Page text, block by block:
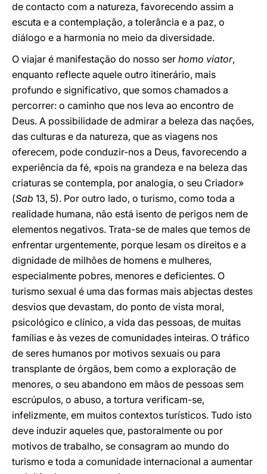
de contacto com a natureza, favorecendo assim a
escuta e a contemplação, a tolerância e a paz, o
diálogo e a harmonia no meio da diversidade.
O viajar é manifestação do nosso ser homo viator,
enquanto reflecte aquele outro itinerário, mais
profundo e significativo, que somos chamados a
percorrer: o caminho que nos leva ao encontro de
Deus. A possibilidade de admirar a beleza das nações,
das culturas e da natureza, que as viagens nos
oferecem, pode conduzir-nos a Deus, favorecendo a
experiência da fé, «pois na grandeza e na beleza das
criaturas se contempla, por analogia, o seu Criador»
(Sab 13, 5). Por outro lado, o turismo, como toda a
realidade humana, não está isento de perigos nem de
elementos negativos. Trata-se de males que temos de
enfrentar urgentemente, porque lesam os direitos e a
dignidade de milhões de homens e mulheres,
especialmente pobres, menores e deficientes. O
turismo sexual é uma das formas mais abjectas destes
desvios que devastam, do ponto de vista moral,
psicológico e clínico, a vida das pessoas, de muitas
famílias e às vezes de comunidades inteiras. O tráfico
de seres humanos por motivos sexuais ou para
transplante de órgãos, bem como a exploração de
menores, o seu abandono em mãos de pessoas sem
escrúpulos, o abuso, a tortura verificam-se,
infelizmente, em muitos contextos turísticos. Tudo isto
deve induzir aqueles que, pastoralmente ou por
motivos de trabalho, se consagram ao mundo do
turismo e toda a comunidade internacional a aumentar